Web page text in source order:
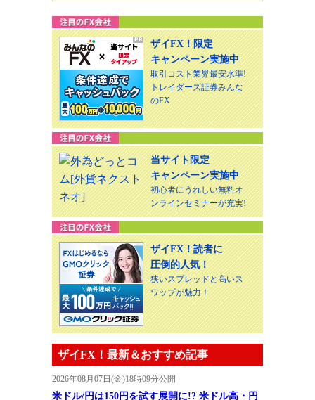
ザイFX！限定
キャンペーン実施中
取引コスト業界最安水準!
トレイダーズ証券みんな
のFX
当サイト限定
キャンペーン実施中
初心者にうれしい無料オ
ンラインセミナーが充実!
ザイFX！読者に
圧倒的人気！
狭いスプレッドと高いス
ワップが魅力！
ザイFX！最新＆おすすめ記事
2026年08月07日(金)18時09分公開
米ドル/円は150円を試す展開に!? 米ドル高・円